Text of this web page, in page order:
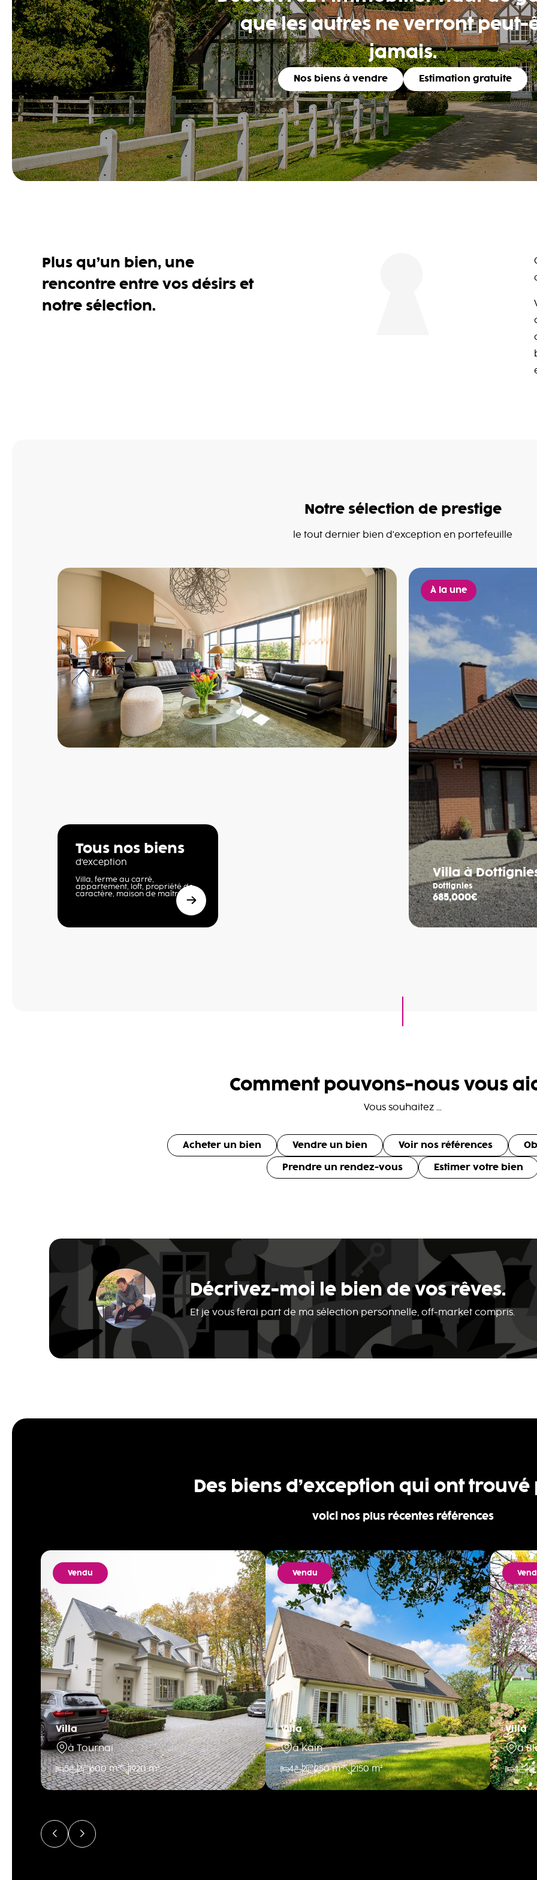
que les autres ne verront peut-
jamais.
Nos biens à vendre Estimation gratuite
Plus qu’un bien, une
rencontre entre vos désirs et
notre sélection.
Notre sélection de prestige
le tout dernier bien d'exception en portefeuille
Tous nos biens
d'exception
Villa, ferme au carré,
appartement, loft, propriété de
caractère, maison de maître,…
À la une
Villa à
Dottignies
685,000€
Comment pouvons-nous vous
Vous souhaitez ...
Acheter un bien Vendre un bien Voir nos références
Prendre un rendez-vous Estimer votre bien
Décrivez-moi le bien de vos rêves.
Et je vous ferai part de ma sélection personnelle, off-market compris.
Des biens d’exception qui ont
voici nos plus récentes références
Vendu
Villa
à Tournai
5 2 600 m² 1920 m²
Vendu
Villa
à Kain
4 2 250 m² 2150 m²
Villa
à
4 4